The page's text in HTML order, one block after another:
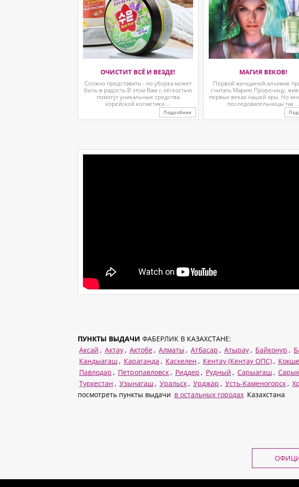
ОЧИСТИТ ВСЁ И ВЕЗДЕ!
Сложно представить - но уборка может
быть в радость.В этом Вам с лёгкостью
помогут уникальные средства
корейской косметики ...
Подробнее
МАГИЯ ВЕКОВ!
Первой женщиной-алхимик
считать Марию Пророчицу,
первых веках нашей эры. Но
последовательницы так ...
ПУНКТЫ ВЫДАЧИ ФАБЕРЛИК В КАЗАХСТАНЕ:
Аксай , Актау, Актобе, Алматы , Атбасар , Атырау, Байконур ,
Кандыагаш, Караганда , Каскелен , Кентау (Кентау ОПС),
Павлодар , Петропавловск, Риддер , Рудный , Сарыагаш,
Туркестан , Узынагаш, Уральск, Урджар , Усть-Каменогорск,
посмотреть пункты выдачи в остальных городах Казахстана